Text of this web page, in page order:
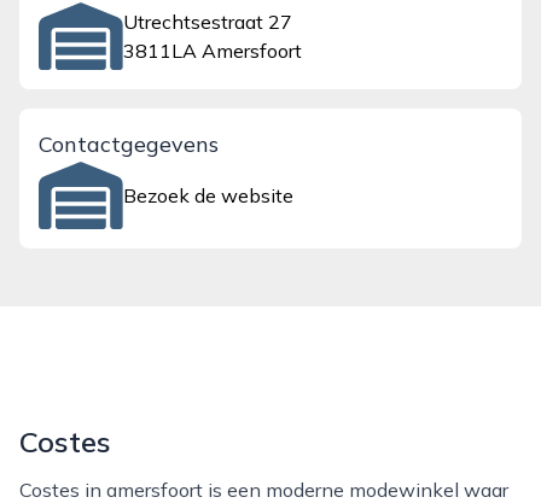
Utrechtsestraat 27
3811LA Amersfoort
Contactgegevens
Bezoek de website
Costes
Costes in amersfoort is een moderne modewinkel waar